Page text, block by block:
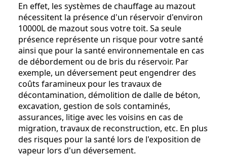
En effet, les systèmes de chauffage au mazout
nécessitent la présence d'un réservoir d'environ
10000L de mazout sous votre toit. Sa seule
présence représente un risque pour votre santé
ainsi que pour la santé environnementale en cas
de débordement ou de bris du réservoir. Par
exemple, un déversement peut engendrer des
coûts faramineux pour les travaux de
décontamination, démolition de dalle de béton,
excavation, gestion de sols contaminés,
assurances, litige avec les voisins en cas de
migration, travaux de reconstruction, etc. En plus
des risques pour la santé lors de l'exposition de
vapeur lors d'un déversement.